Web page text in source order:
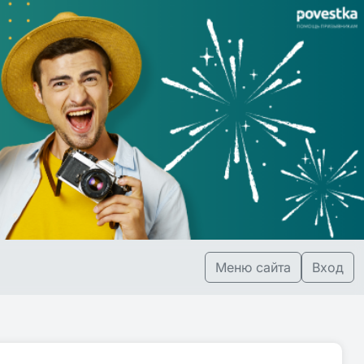
Меню сайта Вход